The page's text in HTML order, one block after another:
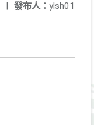
發布人： ylsh01
|